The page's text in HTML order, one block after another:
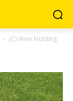
(C) Wien Holding